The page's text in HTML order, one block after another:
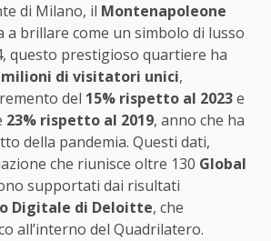
di Milano, il Montenapoleone
a brillare come un simbolo di lusso
questo prestigioso quartiere ha
milioni di visitatori unici,
del 15% rispetto al 2023e
23% rispetto al 2019, anno che ha
della pandemia. Questi dati,
che riunisce oltre 130 Global
supportati dai risultati
Digitale di Deloitte, che
all’interno del Quadrilatero.